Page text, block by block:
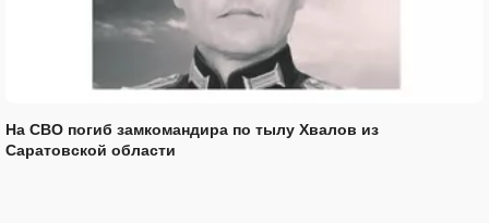
На СВО погиб замкомандира по тылу Хвалов из
Саратовской области